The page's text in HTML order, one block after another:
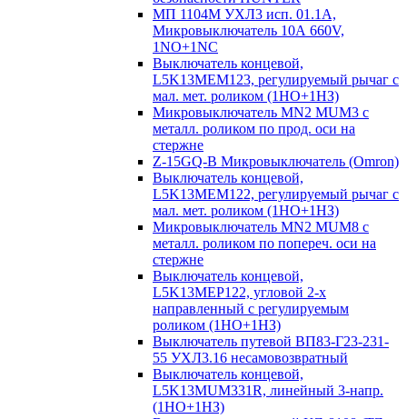
МП 1104М УХЛ3 исп. 01.1А,
Микровыключатель 10А 660V,
1NO+1NC
Выключатель концевой,
L5K13MEM123, регулируемый рычаг с
мал. мет. роликом (1НО+1НЗ)
Микровыключатель MN2 MUM3 с
металл. роликом по прод. оси на
стержне
Z-15GQ-B Микровыключатель (Omron)
Выключатель концевой,
L5K13MEM122, регулируемый рычаг с
мал. мет. роликом (1НО+1НЗ)
Микровыключатель MN2 MUM8 с
металл. роликом по попереч. оси на
стержне
Выключатель концевой,
L5K13MEP122, угловой 2-х
направленный с регулируемым
роликом (1НО+1НЗ)
Выключатель путевой ВП83-Г23-231-
55 УХЛ3.16 несамовозвратный
Выключатель концевой,
L5K13MUM331R, линейный 3-напр.
(1НО+1НЗ)